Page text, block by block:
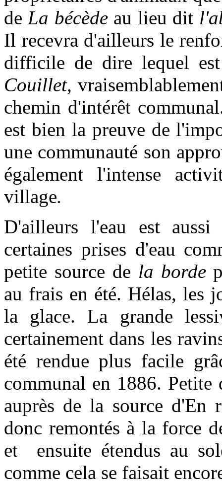
deLa bécèdeau lieu dit
Il recevra d'ailleurs le
difficile de dire lequel
Couillet,
chemin d'intérêt
est bien la preuve de
une communauté son
également l'intense
village.
D'ailleurs l'eau est
certaines prises d'eau
petite source de la borde
au frais en été. Hélas, les
la glace. La grande
certainement dans les
été rendue plus facile
communal en 1886.
auprès de la source
donc remontés à la force
et ensuite étendus au
comme cela se faisait